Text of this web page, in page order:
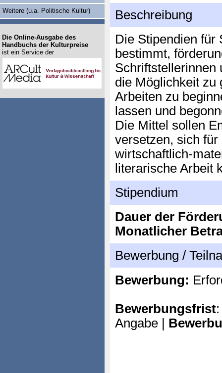
Beschreibung
Die Stipendien für
bestimmt,
Schriftstellerinnen
die Möglichkeit zu
Arbeiten zu
lassen und
Die Mittel sollen
versetzen, sich
wirtschaftlich-
literarische Arbeit
Stipendium
Dauer der
Monatlicher
Bewerbung /
Bewerbung:
Bewerbungsfrist
Angabe |
Weitere (u.a. Politische Kultur)
Die Online-Ausgabe des
Handbuchs der Kulturpreise
ist ein Service der